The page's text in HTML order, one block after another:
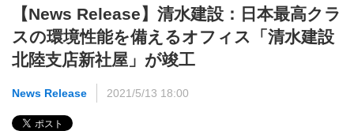
【News Release】清水建設：日本最高クラ
スの環境性能を備えるオフィス「清水建設
北陸支店新社屋」が竣工
News Release 2021/5/13 18:00